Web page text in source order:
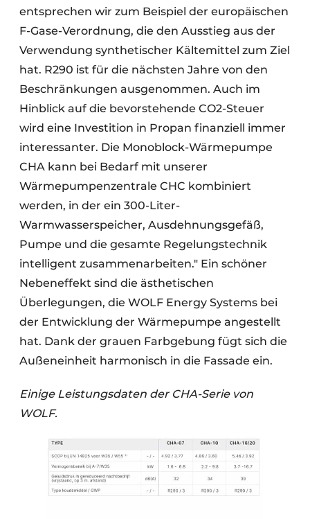
entsprechen wir zum Beispiel der europäischen
F-Gase-Verordnung, die den Ausstieg aus der
Verwendung synthetischer Kältemittel zum Ziel
hat. R290 ist für die nächsten Jahre von den
Beschränkungen ausgenommen. Auch im
Hinblick auf die bevorstehende CO2-Steuer
wird eine Investition in Propan finanziell immer
interessanter. Die Monoblock-Wärmepumpe
CHA kann bei Bedarf mit unserer
Wärmepumpenzentrale CHC kombiniert
werden, in der ein 300-Liter-
Warmwasserspeicher, Ausdehnungsgefäß,
Pumpe und die gesamte Regelungstechnik
intelligent zusammenarbeiten." Ein schöner
Nebeneffekt sind die ästhetischen
Überlegungen, die WOLF Energy Systems bei
der Entwicklung der Wärmepumpe angestellt
hat. Dank der grauen Farbgebung fügt sich die
Außeneinheit harmonisch in die Fassade ein.
Einige Leistungsdaten der CHA-Serie von
WOLF.